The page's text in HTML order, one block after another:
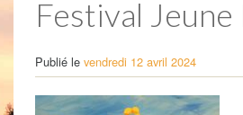
Festival Jeune
Publié le vendredi 12 avril 2024